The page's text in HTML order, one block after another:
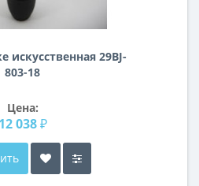
29BJ-
803-18
Цена:
12 038 ₽